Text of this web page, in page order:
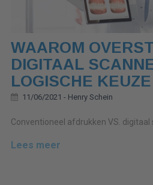
WAAROM
DIGITAAL
LOGISCHE
11/06/2021 - Henry Schein
Conventioneel afdrukken VS. digitaal
Lees meer